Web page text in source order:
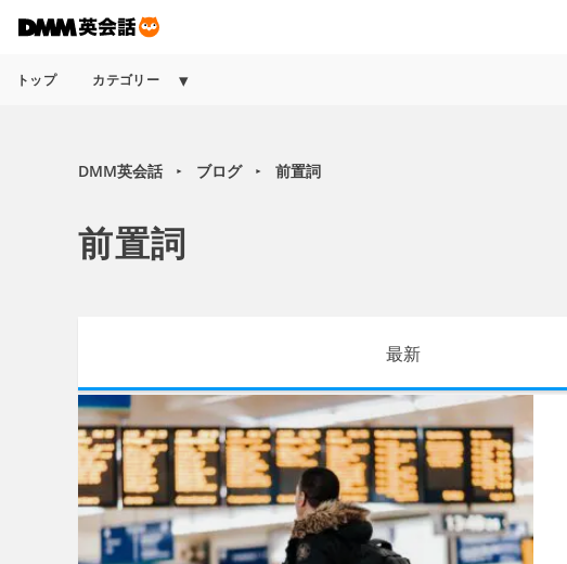
トップ カテゴリー
DMM英会話 ► ブログ ► 前置詞
前置詞
最新